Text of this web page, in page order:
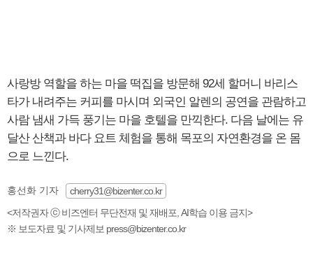
사랑방 역할을 하는 마을 떡집을 방문해 92세 할머니 바리스
타가 내려주는 커피를 마시며 외국인 알렌의 공연을 관람하고
사람 냄새 가득 풍기는 마을 호텔을 만끽한다. 다음 날에는 유
달산 산책과 바다 요트 체험을 통해 목포의 자연환경을 온 몸
으로 느낀다.
홍선화 기자
cherry31@bizenter.co.kr
<저작권자 ⓒ 비즈엔터 무단전재 및 재배포, AI학습 이용 금지>
※ 보도자료 및 기사제보 press@bizenter.co.kr